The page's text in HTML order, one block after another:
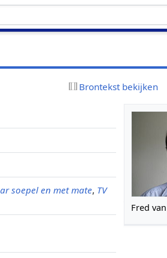
Brontekst bekijken
Fred
soepel en met mate, TV